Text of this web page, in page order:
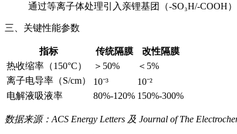
通过等离子体处理引入亲锂基团（-SO₃H/-COOH
三、关键性能参数
指标 传统隔膜
改性隔膜
热收缩率（150°C）
＞50%
＜5%
离子电导率（S/cm）
10⁻³
10⁻²
电解液吸液率
80%-120% 150%-300%
数据来源：ACS Energy Letters 及 Journal of The